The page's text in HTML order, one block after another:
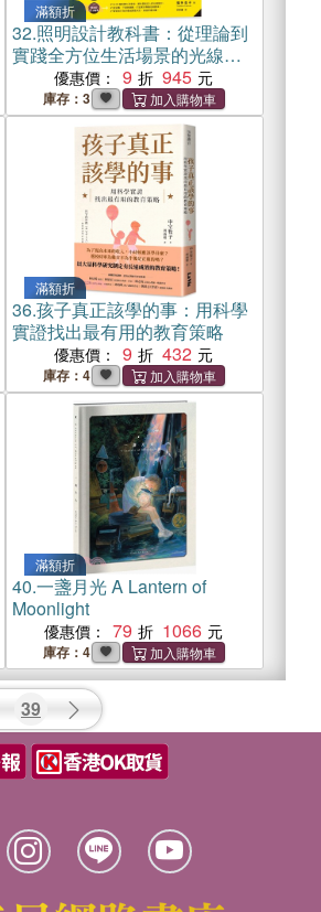
滿額折
32.照明設計教科書：從理論到
實踐全方位生活場景的光線規
劃指南優惠價： 9 945
庫存：3
滿額折
36.孩子真正該學的事：用科學
實證找出最有用的教育策略
優惠價： 9 432
庫存：4
滿額折
40.一盞月光 A Lantern of
Moonlight
優惠價： 79 1066
庫存：4
39